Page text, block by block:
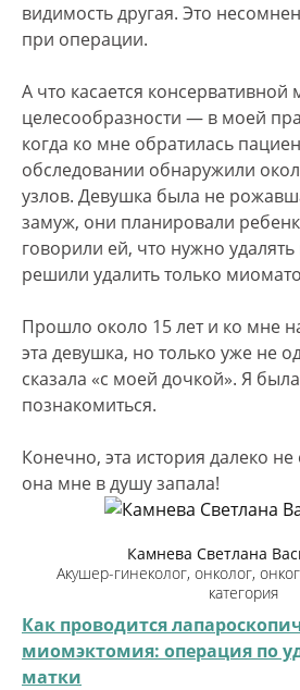
видимость другая. Это
при операции.
А что касается
целесообразности — в моей
когда ко мне обратилась
обследовании обнаружили
узлов. Девушка была не
замуж, они планировали
говорили ей, что нужно
решили удалить только
Прошло около 15 лет и ко мне
эта девушка, но только уже не
сказала «с моей дочкой». Я
познакомиться.
Конечно, эта история далеко
она мне в душу запала!
Камнева Светлана
Акушер-гинеколог, онколог,
категория
Как проводится
миомэктомия: операция по
матки